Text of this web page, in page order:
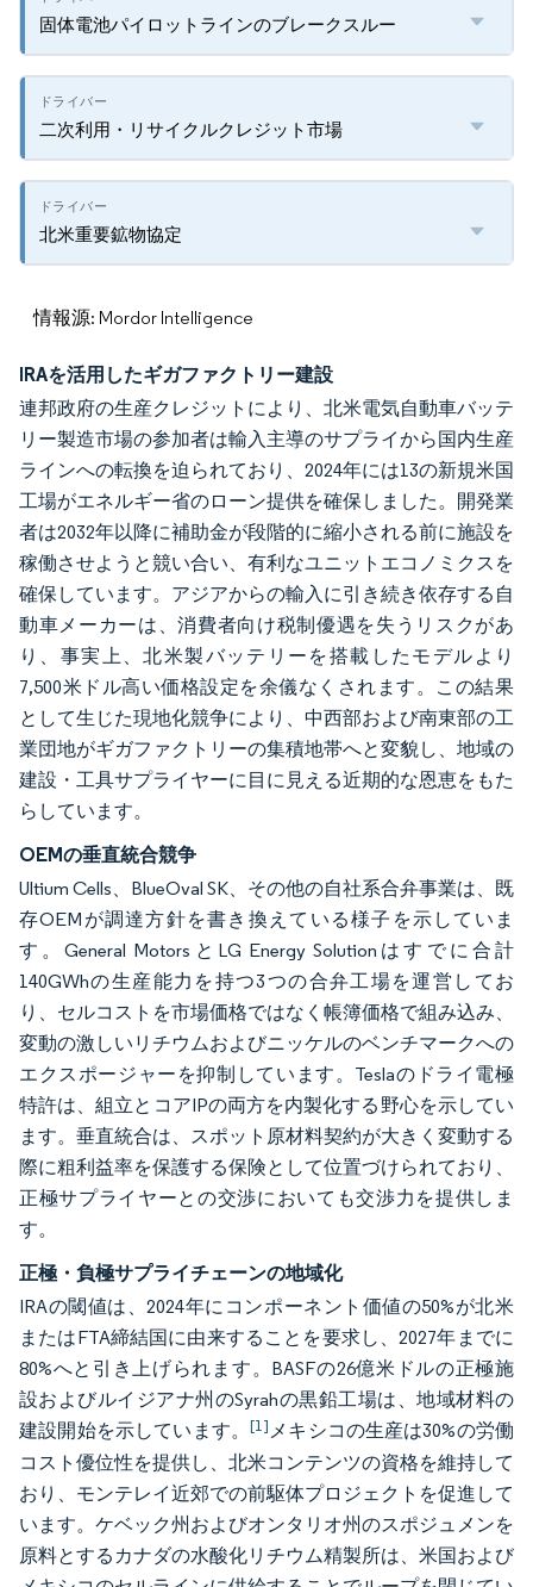
固体電池パイロットラインのブレークスルー
二次利用・リサイクルクレジット市場
北米重要鉱物協定
情報源: Mordor Intelligence
IRAを活用したギガファクトリー建設
連邦政府の生産クレジットにより、北米電気自動車バッテ
リー製造市場の参加者は輸入主導のサプライから国内生産
ラインへの転換を迫られており、2024年には13の新規米国
工場がエネルギー省のローン提供を確保しました。開発業
者は2032年以降に補助金が段階的に縮小される前に施設を
稼働させようと競い合い、有利なユニットエコノミクスを
確保しています。アジアからの輸入に引き続き依存する自
動車メーカーは、消費者向け税制優遇を失うリスクがあ
り、事実上、北米製バッテリーを搭載したモデルより
7,500米ドル高い価格設定を余儀なくされます。この結果
として生じた現地化競争により、中西部および南東部の工
業団地がギガファクトリーの集積地帯へと変貌し、地域の
建設・工具サプライヤーに目に見える近期的な恩恵をもた
らしています。
OEMの垂直統合競争
Ultium Cells、BlueOval SK、その他の自社系合弁事業は、既
存OEMが調達方針を書き換えている様子を示していま
す。General MotorsとLG Energy Solutionはすでに合計
140GWhの生産能力を持つ3つの合弁工場を運営してお
り、セルコストを市場価格ではなく帳簿価格で組み込み、
変動の激しいリチウムおよびニッケルのベンチマークへの
エクスポージャーを抑制しています。Teslaのドライ電極
特許は、組立とコアIPの両方を内製化する野心を示してい
ます。垂直統合は、スポット原材料契約が大きく変動する
際に粗利益率を保護する保険として位置づけられており、
正極サプライヤーとの交渉においても交渉力を提供しま
す。
正極・負極サプライチェーンの地域化
IRAの閾値は、2024年にコンポーネント価値の50%が北米
またはFTA締結国に由来することを要求し、2027年までに
80%へと引き上げられます。BASFの26億米ドルの正極施
設およびルイジアナ州のSyrahの黒鉛工場は、地域材料の
建設開始を示しています。 [1]メキシコの生産は30%の労働
コスト優位性を提供し、北米コンテンツの資格を維持して
おり、モンテレイ近郊での前駆体プロジェクトを促進して
います。ケベック州およびオンタリオ州のスポジュメンを
原料とするカナダの水酸化リチウム精製所は、米国および